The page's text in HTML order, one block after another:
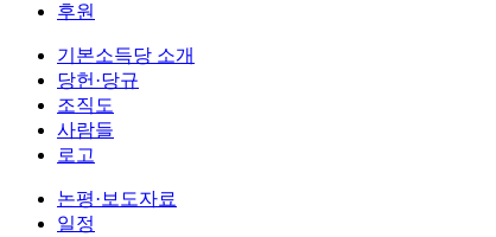
후원
기본소득당 소개
당헌·당규
조직도
사람들
로고
논평·보도자료
일정